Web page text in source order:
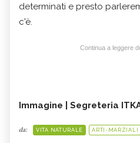
determinati e presto
c'è.
Continua a leggere
Immagine | Segreteria
da: VITA NATURALE ARTI-MARZIALI